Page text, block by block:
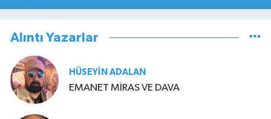
Alıntı Yazarlar
HÜSEYIN ADALAN
EMANET MİRAS VE DAVA